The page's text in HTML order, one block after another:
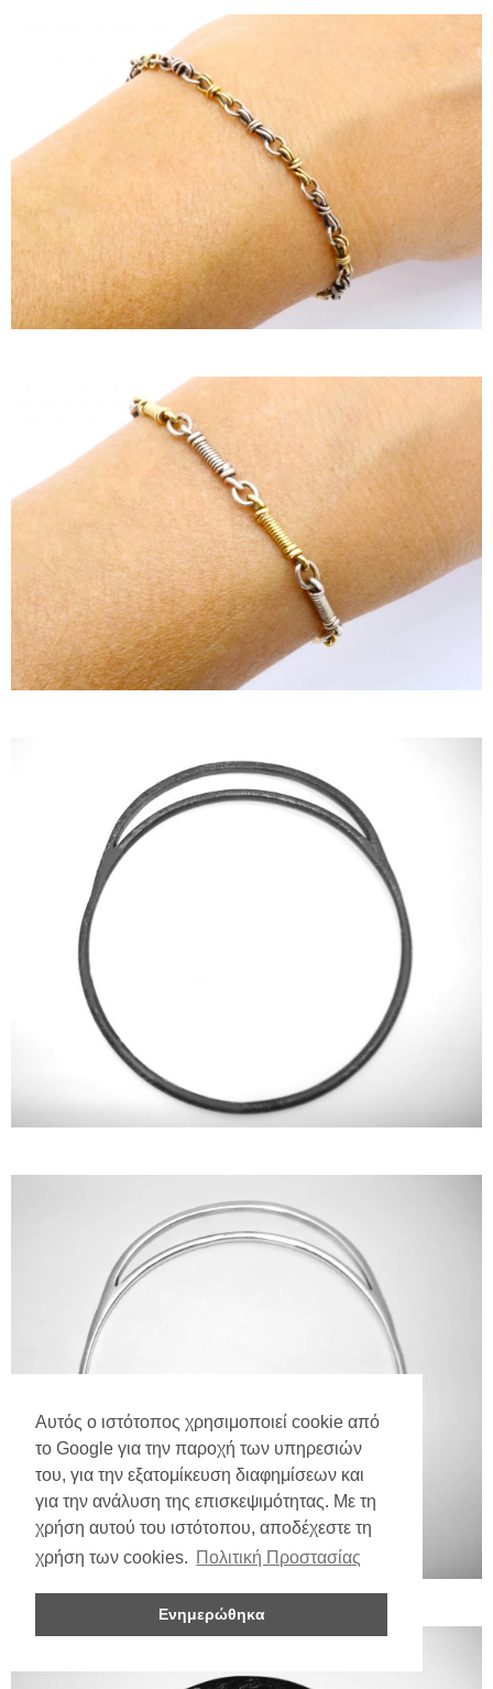
Αυτός ο ιστότοπος χρησιμοποιεί cookie από
το Google για την παροχή των υπηρεσιών
του, για την εξατομίκευση διαφημίσεων και
για την ανάλυση της επισκεψιμότητας. Με τη
χρήση αυτού του ιστότοπου, αποδέχεστε τη
χρήση των cookies. Πολιτική Προστασίας
Ενημερώθηκα